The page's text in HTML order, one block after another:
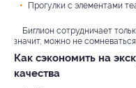
Прогулки с элементами
Биглион сотрудничает
значит, можно не
Как сэкономить на
качества